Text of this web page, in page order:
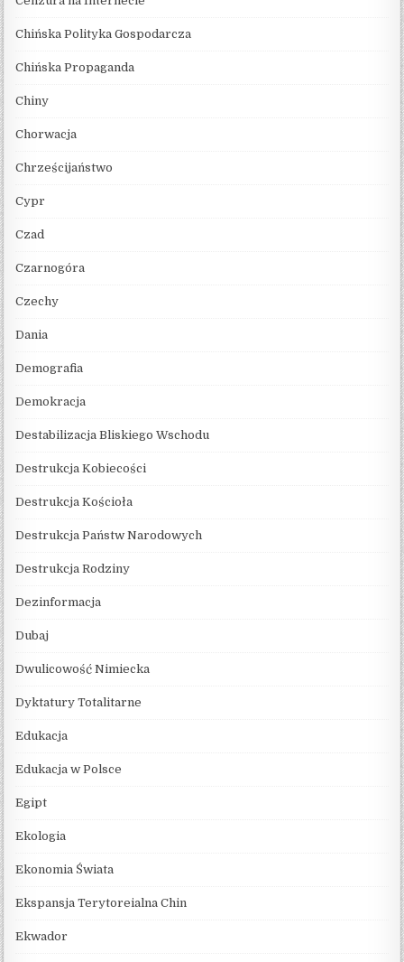
Chińska Polityka Gospodarcza
Chińska Propaganda
Chiny
Chorwacja
Chrześcijaństwo
Cypr
Czad
Czarnogóra
Czechy
Dania
Demografia
Demokracja
Destabilizacja Bliskiego Wschodu
Destrukcja Kobiecości
Destrukcja Kościoła
Destrukcja Państw Narodowych
Destrukcja Rodziny
Dezinformacja
Dubaj
Dwulicowość Nimiecka
Dyktatury Totalitarne
Edukacja
Edukacja w Polsce
Egipt
Ekologia
Ekonomia Świata
Ekspansja Terytoreialna Chin
Ekwador